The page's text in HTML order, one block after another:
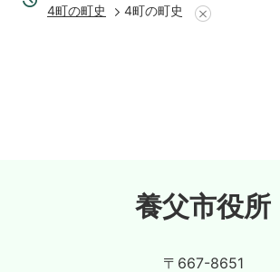
4町の町史 4町の町史
養父市役所
〒667-8651